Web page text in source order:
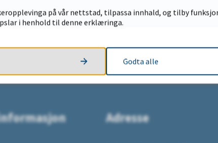
Adresse
på vår nettstad, tilpassa innhald, og tilby
i henhold til denne erklæringa.
Godta alle